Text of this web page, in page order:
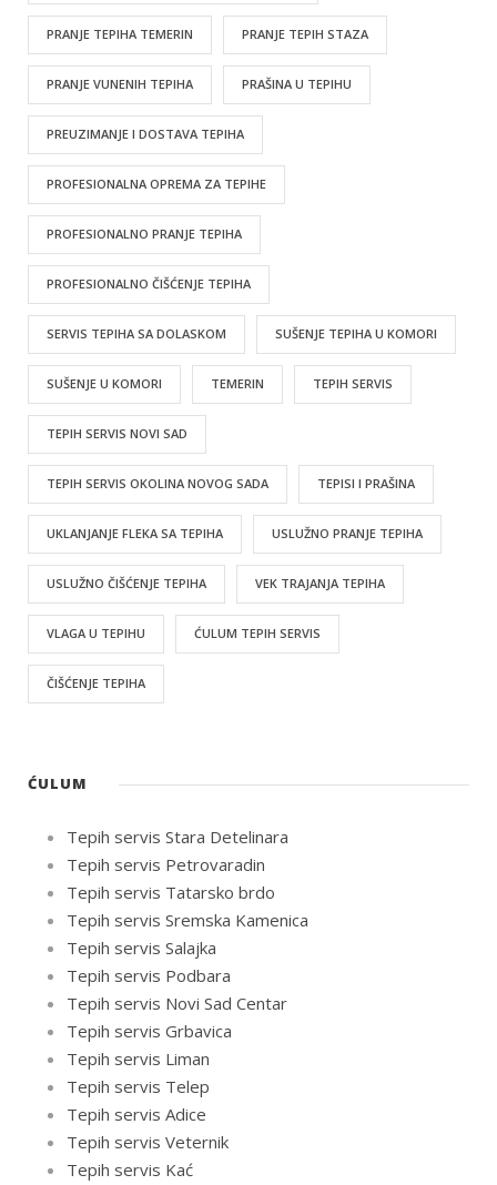
PRANJE TEPIHA TEMERIN PRANJE TEPIH STAZA
PRANJE VUNENIH TEPIHA PRAŠINA U TEPIHU
PREUZIMANJE I DOSTAVA TEPIHA
PROFESIONALNA OPREMA ZA TEPIHE
PROFESIONALNO PRANJE TEPIHA
PROFESIONALNO ČIŠĆENJE TEPIHA
SERVIS TEPIHA SA DOLASKOM SUŠENJE TEPIHA U KOMORI
SUŠENJE U KOMORI TEMERIN TEPIH SERVIS
TEPIH SERVIS NOVI SAD
TEPIH SERVIS OKOLINA NOVOG SADA TEPISI I PRAŠINA
UKLANJANJE FLEKA SA TEPIHA USLUŽNO PRANJE TEPIHA
USLUŽNO ČIŠĆENJE TEPIHA VEK TRAJANJA TEPIHA
VLAGA U TEPIHU ĆULUM TEPIH SERVIS
ČIŠĆENJE TEPIHA
ĆULUM
Tepih servis Stara Detelinara
Tepih servis Petrovaradin
Tepih servis Tatarsko brdo
Tepih servis Sremska Kamenica
Tepih servis Salajka
Tepih servis Podbara
Tepih servis Novi Sad Centar
Tepih servis Grbavica
Tepih servis Liman
Tepih servis Telep
Tepih servis Adice
Tepih servis Veternik
Tepih servis Kać